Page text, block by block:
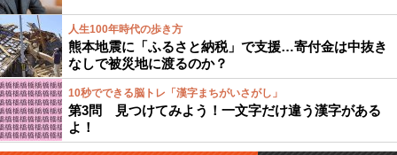
人生100年時代の歩き方
熊本地震に「ふるさと納税」で支援…寄付金は中抜き
なしで被災地に渡るのか？
10秒でできる脳トレ「漢字まちがいさがし」
第3問 見つけてみよう！一文字だけ違う漢字がある
よ！